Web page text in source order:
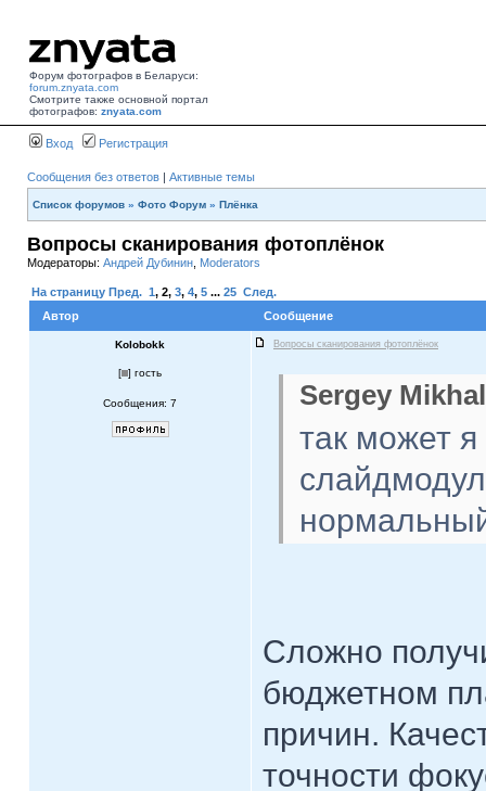
Форум фотографов в Беларуси:
forum.znyata.com
Смотрите также основной портал
фотографов: znyata.com
Вход Регистрация
Сообщения без ответов | Активные темы
Список форумов » Фото Форум » Плёнка
Вопросы сканирования фотоплёнок
Модераторы: Андрей Дубинин Moderators
На страницу Пред. 1, 2, 3, 4, 5 ... 25 След.
Автор
Сообщение
Kolobokk Вопросы сканирования фотоплёнок
[ ] гость
Сообщения: 7 Sergey
так может я
Сложно
бюджетном
причин.
точности